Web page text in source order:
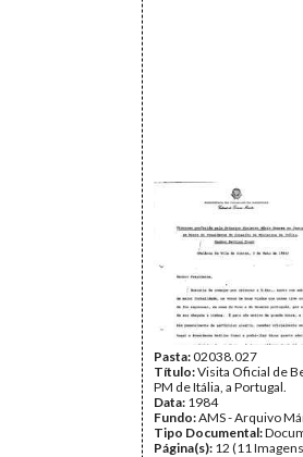
Pasta:02038.027
Título:Visita Oficial de
PM de Itália, a Portugal.
Data: 1984
Fundo:AMS - Arquivo
Tipo Documental:
Página(s): 12 (11